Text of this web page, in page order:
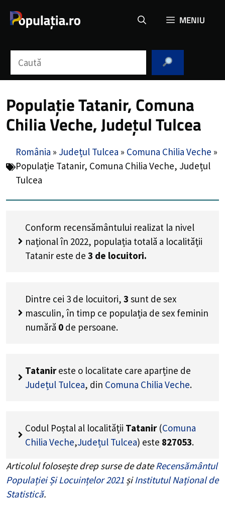
MENIU
Populație Tatanir, Comuna
Chilia Veche, Județul Tulcea
România » Județul Tulcea » Comuna Chilia Veche »
Populație Tatanir, Comuna Chilia Veche, Județul
Tulcea
Conform recensământului realizat la nivel
național în 2022, populația totală a localității
Tatanir este de 3 de locuitori.
Dintre cei 3 de locuitori, 3 sunt de sex
masculin, în timp ce populația de sex feminin
numără 0 de persoane.
Tatanir este o localitate care aparține de
Județul Tulcea, din Comuna Chilia Veche.
Codul Poștal al localității Tatanir (Comuna
Chilia Veche,Județul Tulcea) este 827053.
Articolul folosește drep surse de dateRecensământul
Populației Și Locuințelor 2021 șiInstitutul Național de
Statistică.